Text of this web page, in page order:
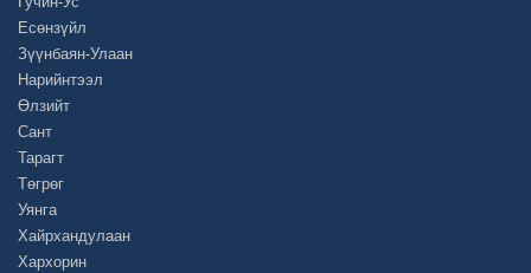
Есөнзүйл
Зүүнбаян-Улаан
Нарийнтээл
Өлзийт
Сант
Тарагт
Төгрөг
Уянга
Хайрхандулаан
Хархорин